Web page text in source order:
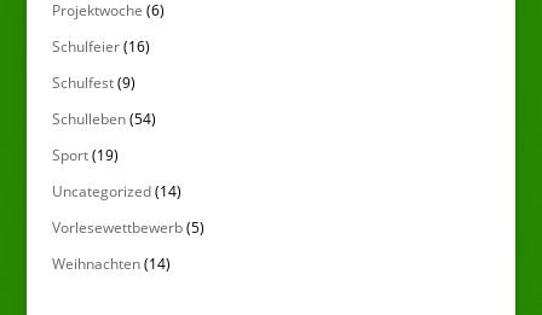
Projektwoche (6)
Schulfeier(16)
Schulfest(9)
Schulleben(54)
Sport(19)
Uncategorized(14)
Vorlesewettbewerb(5)
Weihnachten(14)